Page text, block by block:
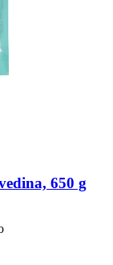
650 g